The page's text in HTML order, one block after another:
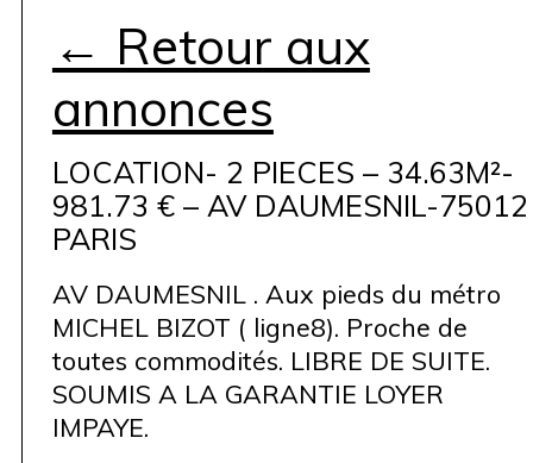
← Retour aux
annonces
LOCATION- 2 PIECES – 34.63M²-
981.73 € – AV DAUMESNIL-75012
PARIS
AV DAUMESNIL . Aux pieds du métro
MICHEL BIZOT ( ligne8). Proche de
toutes commodités. LIBRE DE SUITE.
SOUMIS A LA GARANTIE LOYER
IMPAYE.